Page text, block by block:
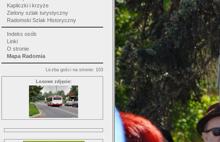
Kapliczki i krzyże
Zielony szlak turystyczny
Radomski Szlak Historyczny
Indeks osób
Linki
O stronie
Mapa Radomia
Liczba gości na stronie: 103
Losowe zdjęcie: